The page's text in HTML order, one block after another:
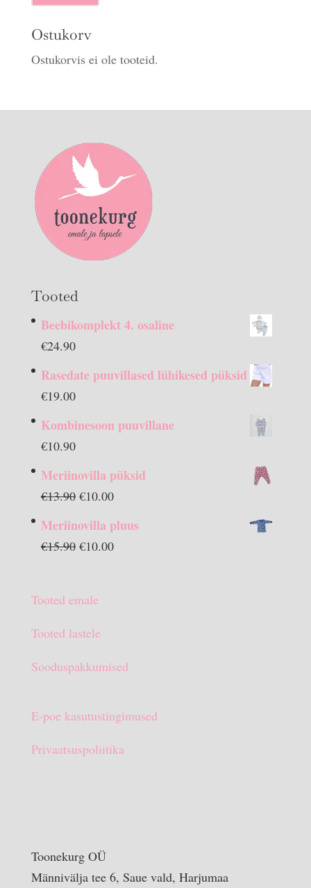
Ostukorv
Ostukorvis ei ole tooteid.
Tooted
Beebikomplekt 4. osaline
€24.90
Rasedate puuvillased lühikesed püksid
€19.00
Kombinesoon puuvillane
€10.90
Meriinovilla püksid
€13.90 Algne
€10.00Praegune
on:
Meriinovilla pluus
€15.90 Algne
€15.90.
€10.00Praegune
Tooted emale
Tooted lastele
Sooduspakkumised
E-poe kasutustingimused
Privaatsuspoliitika
Toonekurg OÜ
Männivälja tee 6, Saue vald, Harjumaa